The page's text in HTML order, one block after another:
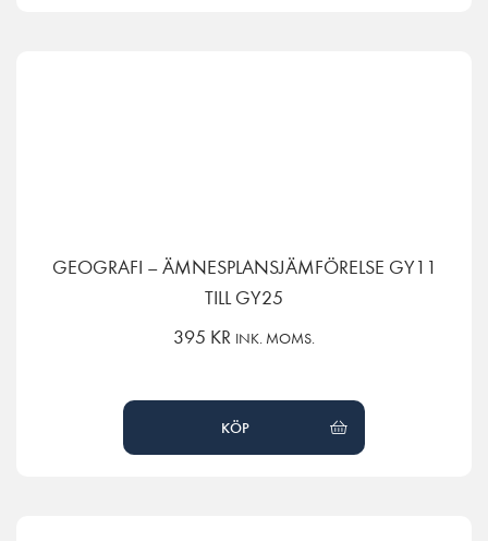
GEOGRAFI – ÄMNESPLANSJÄMFÖRELSE GY11
TILL GY25
395 KR INK. MOMS.
KÖP